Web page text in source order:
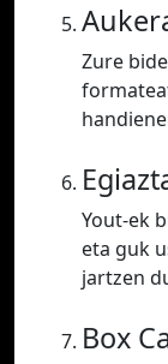
Zure
Yout-ek
eta guk
jartzen
Box